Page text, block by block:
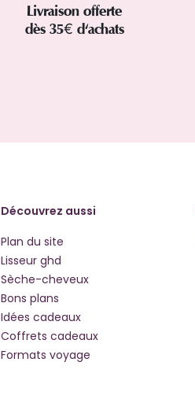
Livraison offerte
dès 35€ d'achats
Découvrez aussi
Plan du site
Lisseur ghd
Sèche-cheveux
Bons plans
Idées cadeaux
Coffrets cadeaux
Formats voyage